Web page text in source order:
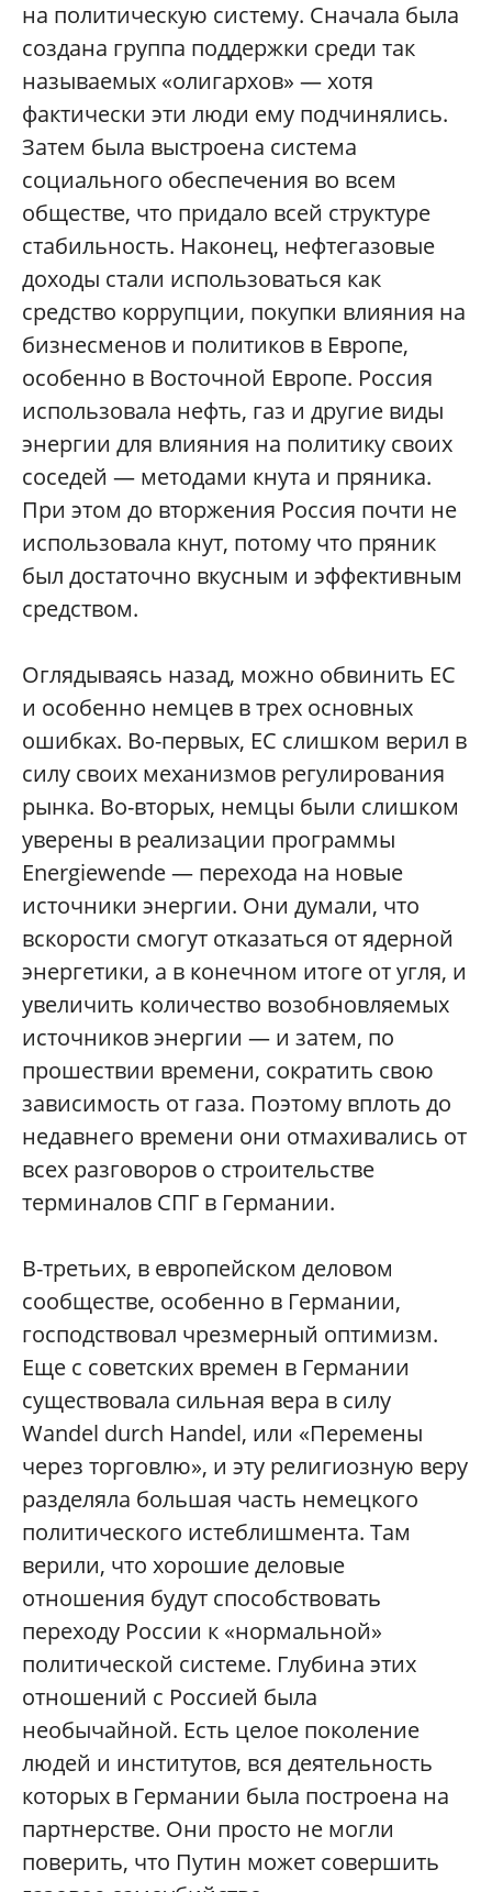
на политическую систему. Сначала была
создана группа поддержки среди так
называемых «олигархов» — хотя
фактически эти люди ему подчинялись.
Затем была выстроена система
социального обеспечения во всем
обществе, что придало всей структуре
стабильность. Наконец, нефтегазовые
доходы стали использоваться как
средство коррупции, покупки влияния на
бизнесменов и политиков в Европе,
особенно в Восточной Европе. Россия
использовала нефть, газ и другие виды
энергии для влияния на политику своих
соседей — методами кнута и пряника.
При этом до вторжения Россия почти не
использовала кнут, потому что пряник
был достаточно вкусным и эффективным
средством.
Оглядываясь назад, можно обвинить ЕС
и особенно немцев в трех основных
ошибках. Во-первых, ЕС слишком верил в
силу своих механизмов регулирования
рынка. Во-вторых, немцы были слишком
уверены в реализации программы
Energiewende — перехода на новые
источники энергии. Они думали, что
вскорости смогут отказаться от ядерной
энергетики, а в конечном итоге от угля, и
увеличить количество возобновляемых
источников энергии — и затем, по
прошествии времени, сократить свою
зависимость от газа. Поэтому вплоть до
недавнего времени они отмахивались от
всех разговоров о строительстве
терминалов СПГ в Германии.
В-третьих, в европейском деловом
сообществе, особенно в Германии,
господствовал чрезмерный оптимизм.
Еще с советских времен в Германии
существовала сильная вера в силу
Wandel durch Handel, или «Перемены
через торговлю», и эту религиозную веру
разделяла большая часть немецкого
политического истеблишмента. Там
верили, что хорошие деловые
отношения будут способствовать
переходу России к «нормальной»
политической системе. Глубина этих
отношений с Россией была
необычайной. Есть целое поколение
людей и институтов, вся деятельность
которых в Германии была построена на
партнерстве. Они просто не могли
поверить, что Путин может совершить